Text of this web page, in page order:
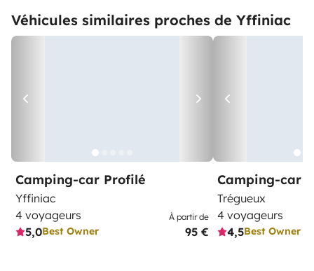
Véhicules similaires proches de Yffiniac
Camping-car Profilé
Yffiniac
4 voyageurs
5,0Best Owner
À partir de
95 €
Camping-car
Trégueux
4 voyageurs
4,5Best Owner